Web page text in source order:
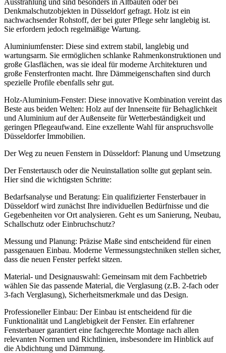
Denkmalschutzobjekten in Düsseldorf gefragt. Holz ist ein
nachwachsender Rohstoff, der bei guter Pflege sehr langlebig ist.
Sie erfordern jedoch regelmäßige Wartung.
Aluminiumfenster: Diese sind extrem stabil, langlebig und
wartungsarm. Sie ermöglichen schlanke Rahmenkonstruktionen und
große Glasflächen, was sie ideal für moderne Architekturen und
große Fensterfronten macht. Ihre Dämmeigenschaften sind durch
spezielle Profile ebenfalls sehr gut.
Holz-Aluminium-Fenster: Diese innovative Kombination vereint das
Beste aus beiden Welten: Holz auf der Innenseite für Behaglichkeit
und Aluminium auf der Außenseite für Wetterbeständigkeit und
geringen Pflegeaufwand. Eine exzellente Wahl für anspruchsvolle
Düsseldorfer Immobilien.
Der Weg zu neuen Fenstern in Düsseldorf: Planung und Umsetzung
Der Fenstertausch oder die Neuinstallation sollte gut geplant sein.
Hier sind die wichtigsten Schritte:
Bedarfsanalyse und Beratung: Ein qualifizierter Fensterbauer in
Düsseldorf wird zunächst Ihre individuellen Bedürfnisse und die
Gegebenheiten vor Ort analysieren. Geht es um Sanierung, Neubau,
Schallschutz oder Einbruchschutz?
Messung und Planung: Präzise Maße sind entscheidend für einen
passgenauen Einbau. Moderne Vermessungstechniken stellen sicher,
dass die neuen Fenster perfekt sitzen.
Material- und Designauswahl: Gemeinsam mit dem Fachbetrieb
wählen Sie das passende Material, die Verglasung (z.B. 2-fach oder
3-fach Verglasung), Sicherheitsmerkmale und das Design.
Professioneller Einbau: Der Einbau ist entscheidend für die
Funktionalität und Langlebigkeit der Fenster. Ein erfahrener
Fensterbauer garantiert eine fachgerechte Montage nach allen
relevanten Normen und Richtlinien, insbesondere im Hinblick auf
die Abdichtung und Dämmung.